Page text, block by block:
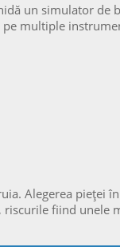
un simulator de
multiple
Alegerea pieței
fiind unele